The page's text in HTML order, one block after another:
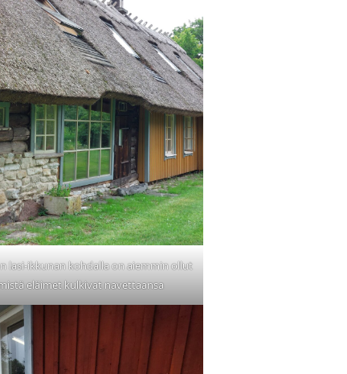
lasi-ikkunan kohdalla on aiemmin ollut
eläimet kulkivat navettaansa